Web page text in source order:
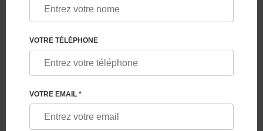
LA MATERNITÉ DE SUBSTITUTION PRIVÉE
VOTRE TÉLÉPHONE
VOTRE EMAIL *